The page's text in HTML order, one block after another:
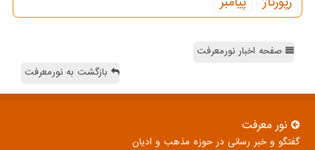
صفحه اخبار نورمعرفت
بازگشت به نورمعرفت
نور معرفت
گفتگو و خبر رسانی در حوزه مذهب و ادیان